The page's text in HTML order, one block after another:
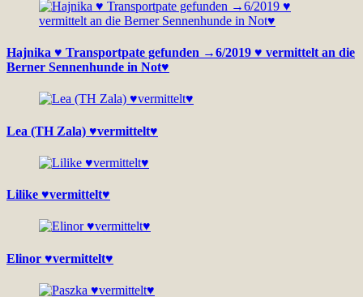
Hajnika ♥ Transportpate gefunden →6/2019 ♥ vermittelt an die
Berner Sennenhunde in Not♥
Lea (TH Zala) ♥vermittelt♥
Lilike ♥vermittelt♥
Elinor ♥vermittelt♥